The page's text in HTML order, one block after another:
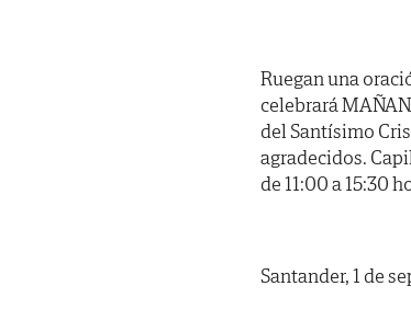
Ruegan una
celebrará
del Santísimo
agradecidos.
de 11:00 a 15:30
Santander, 1 de